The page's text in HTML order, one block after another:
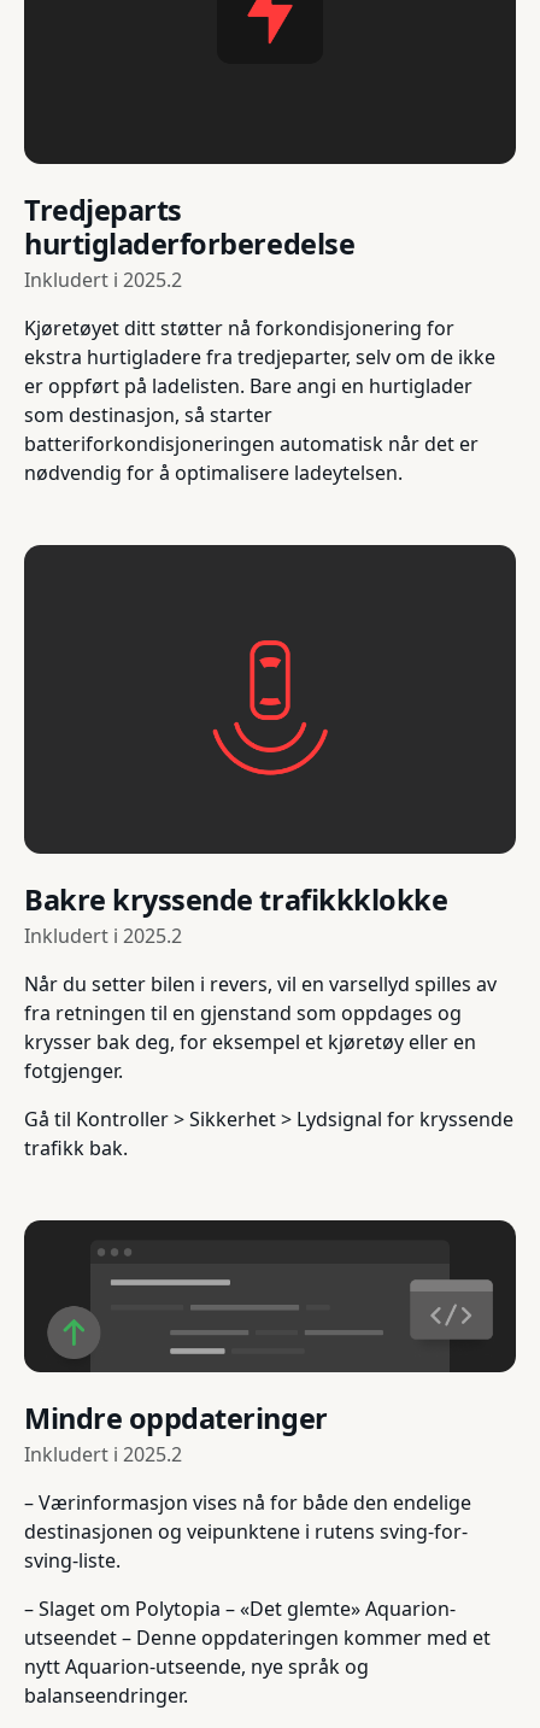
Tredjeparts
hurtigladerforberedelse
Inkludert i 2025.2
Kjøretøyet ditt støtter nå forkondisjonering for
ekstra hurtigladere fra tredjeparter, selv om de ikke
er oppført på ladelisten. Bare angi en hurtiglader
som destinasjon, så starter
batteriforkondisjoneringen automatisk når det er
nødvendig for å optimalisere ladeytelsen.
Bakre kryssende trafikkklokke
Inkludert i 2025.2
Når du setter bilen i revers, vil en varsellyd spilles av
fra retningen til en gjenstand som oppdages og
krysser bak deg, for eksempel et kjøretøy eller en
fotgjenger.
Gå til Kontroller > Sikkerhet > Lydsignal for kryssende
trafikk bak.
Mindre oppdateringer
Inkludert i 2025.2
– Værinformasjon vises nå for både den endelige
destinasjonen og veipunktene i rutens sving-for-
sving-liste.
– Slaget om Polytopia – «Det glemte» Aquarion-
utseendet – Denne oppdateringen kommer med et
nytt Aquarion-utseende, nye språk og
balanseendringer.